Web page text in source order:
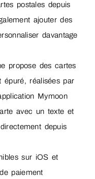
postales depuis
ajouter des
davantage
propose des cartes
épuré, réalisées par
Mymoon
avec un texte et
depuis
sur iOS et
paiement